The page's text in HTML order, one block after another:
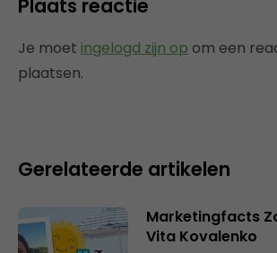
Plaats reactie
Je moet ingelogd zijn op om een
plaatsen.
Gerelateerde artikelen
Marketingfacts
Vita Kovalenko